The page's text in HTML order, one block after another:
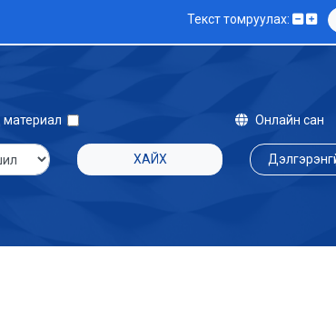
Текст томруулах:
материал Онлайн сан
ХАЙХ